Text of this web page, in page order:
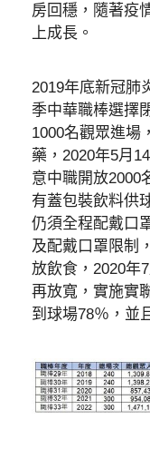
房回穩，隨著疫
上成長。
2019年底新冠肺
季中華職棒選擇
1000名觀眾進場
藥，2020年5月
意中職開放2000
有蓋包裝飲料供
仍須全程配戴口
及配戴口罩限制
放飲食，2020年
再放寬，實施實
到球場78％，並